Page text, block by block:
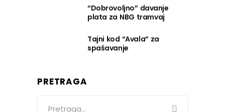
“Dobrovoljno” davanje
plata za NBG tramvaj
Tajni kod “Avala” za
spašavanje
PRETRAGA